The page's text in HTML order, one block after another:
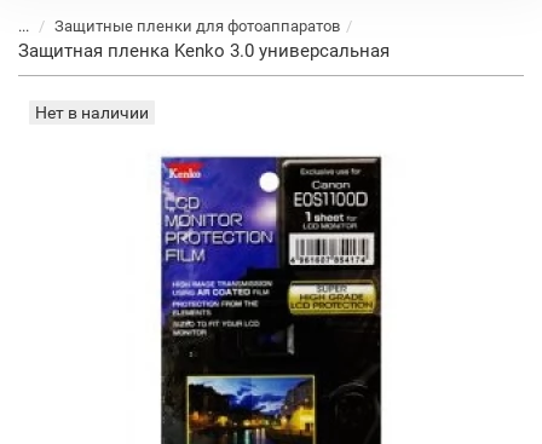
... Защитные пленки для фотоаппаратов
Защитная пленка Kenko 3.0 универсальная
Нет в наличии